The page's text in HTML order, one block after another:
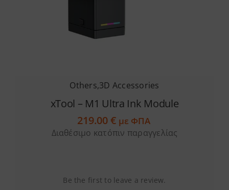
Others,3D Accessories
xTool – M1 Ultra Ink Module
219.00€ με ΦΠΑ
Διαθέσιμο κατόπιν παραγγελίας
Be the first to leave a review.